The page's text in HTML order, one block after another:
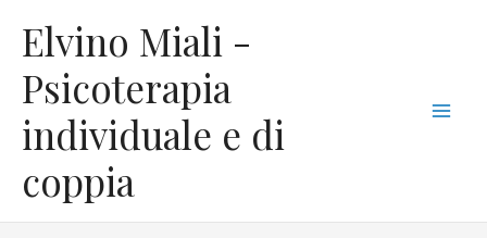
contenuto
Elvino Miali -
Psicoterapia
individuale e di
coppia
a
t
e
g
o
r